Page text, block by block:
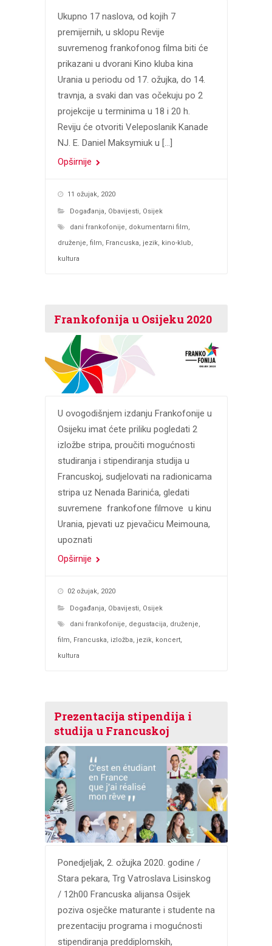
Ukupno 17 naslova, od kojih 7
premijernih, u sklopu Revije
suvremenog frankofonog filma biti će
prikazani u dvorani Kino kluba kina
Urania u periodu od 17. ožujka, do 14.
travnja, a svaki dan vas očekuju po 2
projekcije u terminima u 18 i 20 h.
Reviju će otvoriti Veleposlanik Kanade
NJ. E. Daniel Maksymiuk u […]
Opširnije
11 ožujak, 2020
Događanja, Obavijesti, Osijek
dani frankofonije, dokumentarni film,
druženje, film, Francuska, jezik, kino-klub,
kultura
Frankofonija u Osijeku 2020
U ovogodišnjem izdanju Frankofonije u
Osijeku imat ćete priliku pogledati 2
izložbe stripa, proučiti mogućnosti
studiranja i stipendiranja studija u
Francuskoj, sudjelovati na radionicama
stripa uz Nenada Barinića, gledati
suvremene frankofone filmove u kinu
Urania, pjevati uz pjevačicu Meimouna,
upoznati
Opširnije
02 ožujak, 2020
Događanja Obavijesti
Osijek
dani frankofonije
degustacija druženje
film
Francuska izložba jezik, koncert,
kultura
Prezentacija stipendija i
studija u Francuskoj
Ponedjeljak, 2. ožujka 2020. godine /
Stara pekara, Trg Vatroslava Lisinskog
/ 12h00 Francuska alijansa Osijek
poziva osječke maturante i studente na
prezentaciju programa i mogućnosti
stipendiranja preddiplomskih,